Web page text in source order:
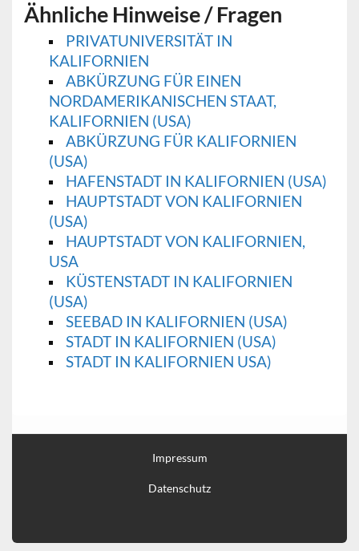
Ähnliche Hinweise / Fragen
PRIVATUNIVERSITÄT IN
KALIFORNIEN
ABKÜRZUNG FÜR EINEN
NORDAMERIKANISCHEN STAAT,
KALIFORNIEN (USA)
ABKÜRZUNG FÜR KALIFORNIEN
(USA)
HAFENSTADT IN KALIFORNIEN (USA)
HAUPTSTADT VON KALIFORNIEN
(USA)
HAUPTSTADT VON KALIFORNIEN,
USA
KÜSTENSTADT IN KALIFORNIEN
(USA)
SEEBAD IN KALIFORNIEN (USA)
STADT IN KALIFORNIEN (USA)
STADT IN KALIFORNIEN USA)
Impressum
Datenschutz